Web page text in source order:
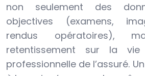
non seulement des
objectives (examens,
rendus opératoires),
retentissement sur la vie
professionnelle de l’assuré.